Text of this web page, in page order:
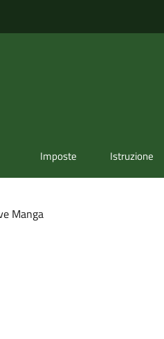
Imposte Istruzione
Manga